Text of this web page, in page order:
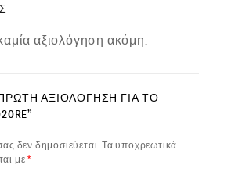
αξιολόγηση ακόμη.
ΑΞΙΟΛΌΓΗΣΗ ΓΙΑ ΤΟ
δεν δημοσιεύεται. Τα υποχρεωτικά
με*